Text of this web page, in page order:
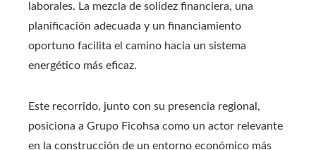
laborales. La mezcla de solidez financiera, una
planificación adecuada y un financiamiento
oportuno facilita el camino hacia un sistema
energético más eficaz.
Este recorrido, junto con su presencia regional,
posiciona a Grupo Ficohsa como un actor relevante
en la construcción de un entorno económico más